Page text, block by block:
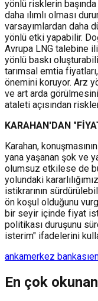
yönlü risklerin
daha ılımlı olması
varsayımlardan daha
yönlü etki yapabilir.
Avrupa LNG talebine
yönlü baskı
tarımsal emtia
önemini koruyor. Arz
ve art arda
ataleti açısından
KARAHAN'DAN
Karahan,
yana yaşanan şok ve
olumsuz etkilese de
yolundaki
istikrarının
ön koşul olduğunu
bir seyir içinde fiyat
politikası duruşunu
isterim" ifadelerini
ankamerkez bankası
En çok